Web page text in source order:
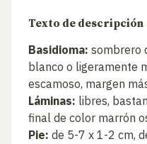
Texto de descripción
Basidioma: sombrero
blanco o ligeramente
escamoso, margen
Láminas: libres,
final de color marrón
Pie: de 5-7 x 1-2 cm,